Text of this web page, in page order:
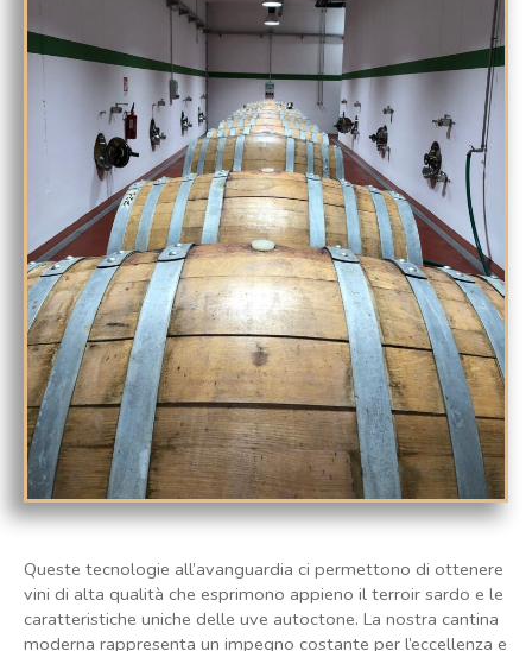
Queste tecnologie all’avanguardia ci permettono di ottenere
vini di alta qualità che esprimono appieno il terroir sardo e le
caratteristiche uniche delle uve autoctone. La nostra cantina
moderna rappresenta un impegno costante per l’eccellenza e